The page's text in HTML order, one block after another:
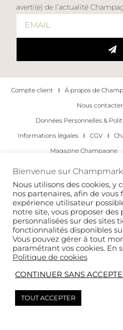
averti(e) de l’actualité
Compte client À propos de
Nous contacter
Données Personnelles &
Informations légales
CGV
Magazine Champagne
Les occasions pour déguster du
Pour les
Copyright 2022 © tous droits
Bienvenue sur
Nous utilisons des cookies, y
nos partenaires, afin de
expérience utilisateur
notre site, vous proposer des
personnalisées sur des sites
fonctionnalités disponibles
Vous pouvez gérer à tout
paramétrant vos cookies. En
Politique de cookies
CONTINUER SANS
TOUT ACCEPTER